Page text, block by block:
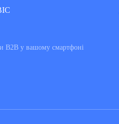
В2В у вашому смартфоні